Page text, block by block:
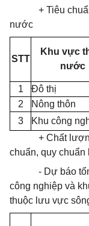
+ Tiêu
nước
STT
Khu vực
nước
1
Đô thị
2
Nông thôn
3
Khu công
+ Chất
chuẩn, quy chuẩn
- Dự báo
công nghiệp và
thuộc lưu vực